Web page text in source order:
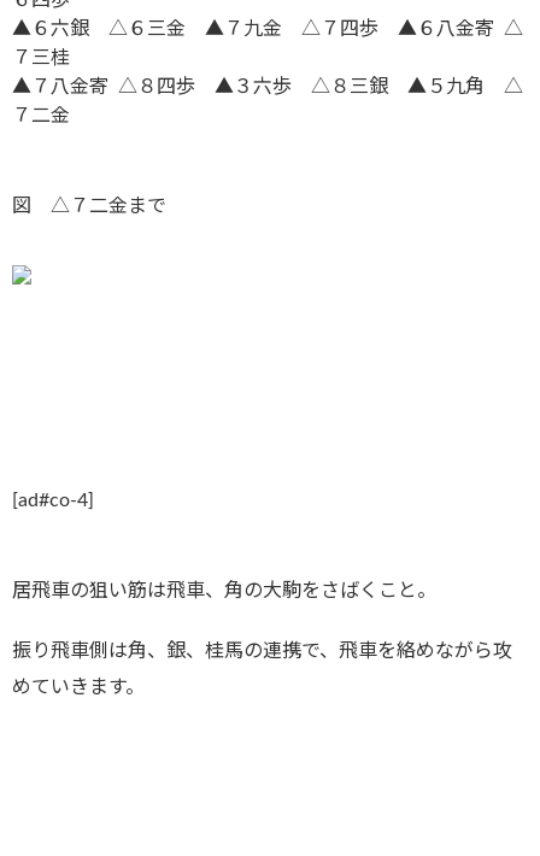
▲６六銀 △６三金 ▲７九金 △７四歩 ▲６八金寄 △
７三桂
▲７八金寄 △８四歩 ▲３六歩 △８三銀 ▲５九角 △
７二金
図 △７二金まで
[ad#co-4]
居飛車の狙い筋は飛車、角の大駒をさばくこと。
振り飛車側は角、銀、桂馬の連携で、飛車を絡めながら攻
めていきます。